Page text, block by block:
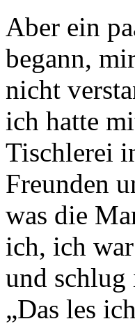
Aber ein
begann,
nicht
ich hatte
Tischlerei
Freunden
was die
ich, ich
und
„Das les